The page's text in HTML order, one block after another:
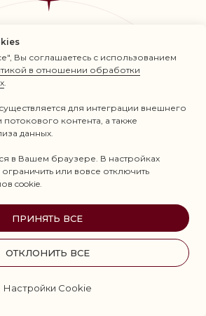
Вы соглашаетесь с использованием
в отношении обработки
для интеграции внешнего
потокового контента, а также
данных.
в Вашем браузере. В настройках
или вовсе отключить
cookie.
ПРИНЯТЬ ВСЕ
ОТКЛОНИТЬ ВСЕ
Настройки Cookie
что
я не готова»